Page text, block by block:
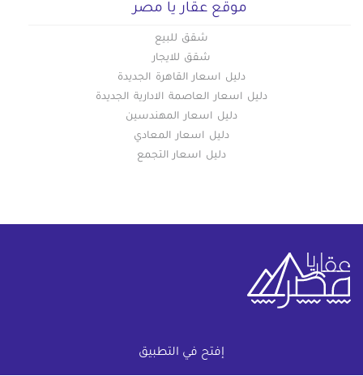
إفتح في التطبيق
موقع عقار يا مصر
شقق للبيع
شقق للايجار
دليل اسعار القاهرة الجديدة
دليل اسعار العاصمة الادارية الجديدة
دليل اسعار المهندسين
دليل اسعار المعادي
دليل اسعار التجمع